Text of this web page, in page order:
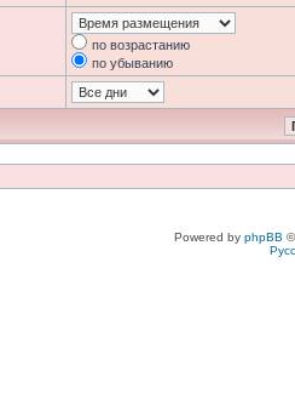
по возрастанию
по убыванию
Powered by phpBB